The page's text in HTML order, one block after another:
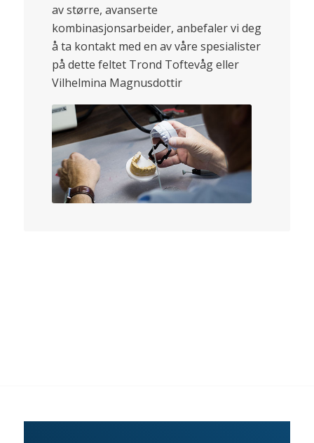
av større, avanserte
kombinasjonsarbeider, anbefaler vi deg
å ta kontakt med en av våre spesialister
på dette feltet Trond Toftevåg eller
Vilhelmina Magnusdottir